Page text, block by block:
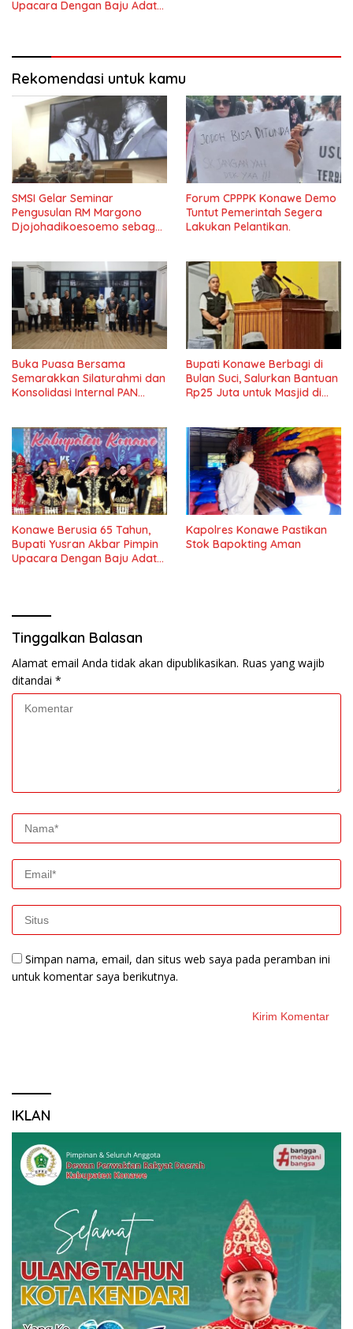
Upacara Dengan Baju Adat
Rekomendasi untuk kamu
SMSI Gelar Seminar
Pengusulan RM Margono
Djojohadikoesoemo sebagai
Forum CPPPK Konawe Demo
Tuntut Pemerintah Segera
Lakukan Pelantikan.
Buka Puasa Bersama
Semarakkan Silaturahmi dan
Konsolidasi Internal PAN
Bupati Konawe Berbagi di
Bulan Suci, Salurkan Bantuan
Rp25 Juta untuk Masjid di
Konawe Berusia 65 Tahun,
Bupati Yusran Akbar Pimpin
Upacara Dengan Baju Adat
Kapolres Konawe Pastikan
Stok Bapokting Aman
Tinggalkan Balasan
Alamat email Anda tidak akan dipublikasikan. Ruas yang wajib
ditandai *
Simpan nama, email, dan situs web saya pada peramban ini
untuk komentar saya berikutnya.
IKLAN